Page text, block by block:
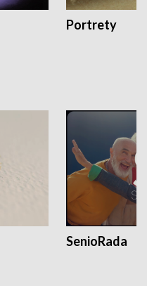
Portrety
SenioRada